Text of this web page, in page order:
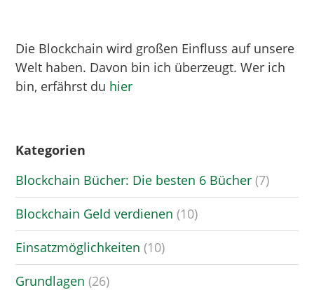
Die Blockchain wird großen Einfluss auf unsere
Welt haben. Davon bin ich überzeugt. Wer ich
bin, erfährst du hier
Kategorien
Blockchain Bücher: Die besten 6 Bücher (7)
Blockchain Geld verdienen (10)
Einsatzmöglichkeiten (10)
Grundlagen (26)